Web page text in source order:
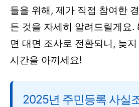
들을 위해, 제가 직접 참여한
든 것을 자세히 알려드릴게요.
면 대면 조사로 전환되니, 늦
시간을 아끼세요!
2025년 주민등록 사실